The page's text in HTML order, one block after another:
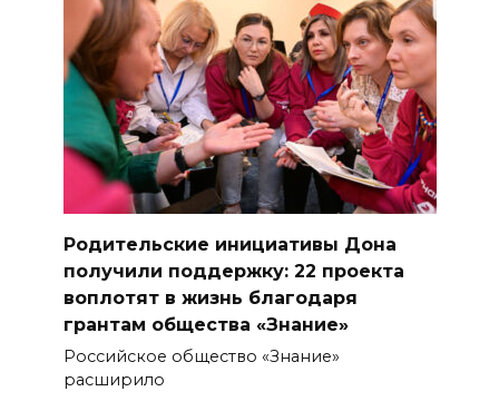
Родительские инициативы Дона
получили поддержку: 22 проекта
воплотят в жизнь благодаря
грантам общества «Знание»
Российское общество «Знание»
расширило